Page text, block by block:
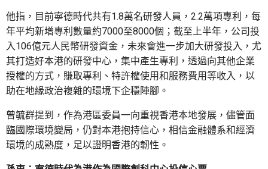
他指，目前寧德時代共有1.8萬名研發人員，2.2萬項專利，每
年平均新增專利數量約7000至8000個；截至上半年，公司投
入106億元人民幣研發資金，未來會進一步加大研發投入，尤
其打造好本港的研發中心，集中產生專利，透過向其他企業
授權的方式，賺取專利、特許權使用和服務費用等收入，以
助在地緣政治複雜的環境下企穩陣腳。
曾毓群提到，作為港區委員一向重視香港本地發展，儘管面
臨國際環境變局，仍對本港抱持信心，相信金融體系和經濟
環境的成熟度，足以證明香港的韌性。